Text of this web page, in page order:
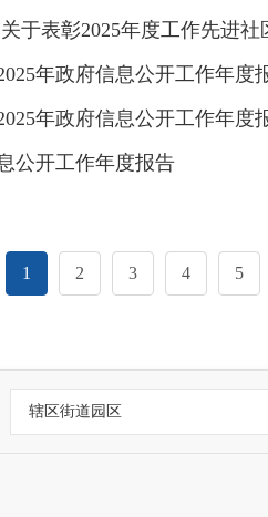
于表彰2025年度工作先进社
年政府信息公开工作年度
年政府信息公开工作年度
公开工作年度报告
1 2 3 4 5
辖区街道园区